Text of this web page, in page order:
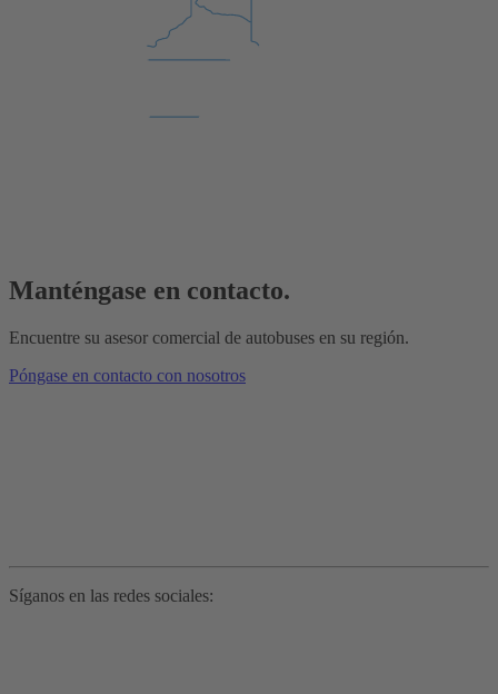
Manténgase en contacto.
Encuentre su asesor comercial de autobuses en su región.
Póngase en contacto con nosotros
Síganos en las redes sociales: